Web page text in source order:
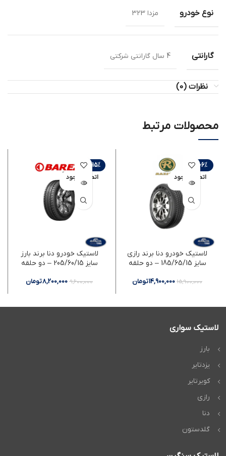
نوع خودرو مزدا 323
گارانتی 4 سال گارانتی شرکتی
نظرات (0)
محصولات مرتبط
-6%
اتمام موجود
ی
لاستیک خودرو دنا برند رازی
سایز 185/65/15 – دو حلقه
15,900,000
14,900,000تومان
-15%
اتمام موجود
ی
لاستیک خودرو دنا برند بارز
سایز 205/60/15 – دو حلقه
9,600,000
8,200,000تومان
لاستیک سواری
بارز
یزدتایر
کویرتایر
رازی
دنا
گلدستون